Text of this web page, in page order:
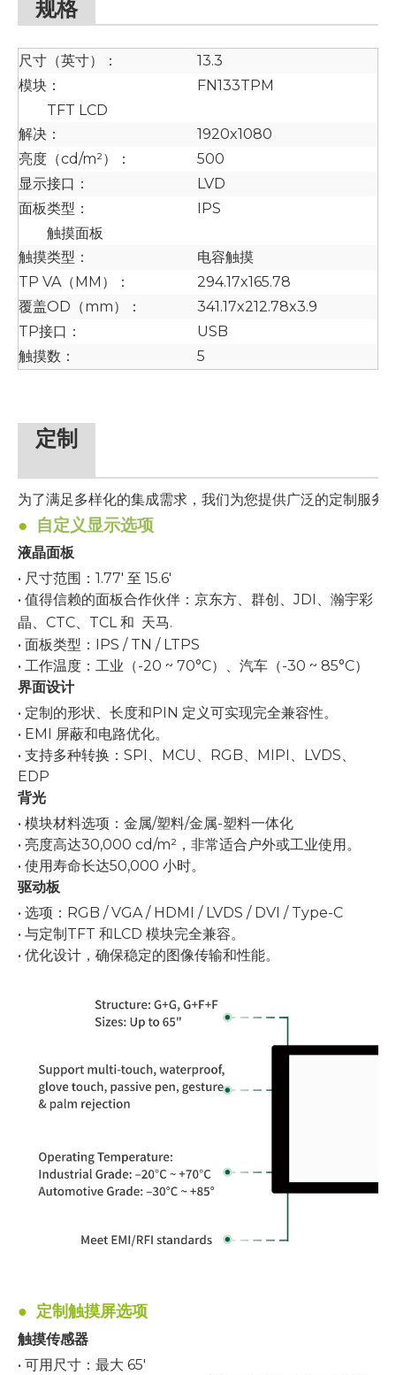
规格
尺寸（英寸）：
13.3
模块：
FN133TPM
TFT LCD
解决：
1920x1080
亮度（cd/m²）：
500
显示接口：
LVD
面板类型：
IPS
触摸面板
触摸类型：
电容触摸
TP VA（MM）：
294.17x165.78
覆盖OD（mm）：
341.17x212.78x3.9
TP接口：
USB
触摸数：
5
定制
为了满足多样化的集成需求，我们为您提供广泛的定制服务
● 自定义显示选项
液晶面板
• 尺寸范围：1.77' 至 15.6'
• 值得信赖的面板合作伙伴：京东方、群创、JDI、瀚宇彩
晶、CTC、TCL 和 天马.
• 面板类型：IPS / TN / LTPS
• 工作温度：工业（-20 ~ 70°C）、汽车（-30 ~ 85°C）
界面设计
• 定制的形状、长度和PIN 定义可实现完全兼容性。
• EMI 屏蔽和电路优化。
• 支持多种转换：SPI、MCU、RGB、MIPI、LVDS、
EDP
背光
• 模块材料选项：金属/塑料/金属-塑料一体化
• 亮度高达30,000 cd/m²，非常适合户外或工业使用。
• 使用寿命长达50,000 小时。
驱动板
• 选项：RGB / VGA / HDMI / LVDS / DVI / Type-C
• 与定制TFT 和LCD 模块完全兼容。
• 优化设计，确保稳定的图像传输和性能。
● 定制触摸屏选项
触摸传感器
• 可用尺寸：最大 65'